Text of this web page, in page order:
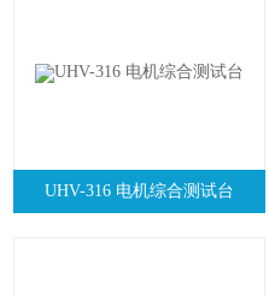
UHV-316 电机综合测试台